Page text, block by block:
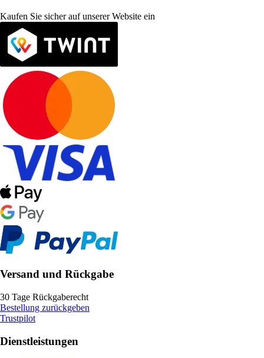
Kaufen Sie sicher auf unserer Website ein
Versand und Rückgabe
30 Tage Rückgaberecht
Bestellung zurückgeben
Trustpilot
Dienstleistungen